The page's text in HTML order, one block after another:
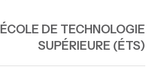
ÉCOLE DE TECHNOLOGIE
SUPÉRIEURE (ÉTS)